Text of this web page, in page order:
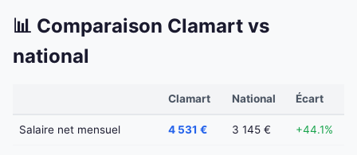
📊 Comparaison Clamart vs
national
Clamart National Écart
Salaire net mensuel 4 531 € 3 145 € +44.1%